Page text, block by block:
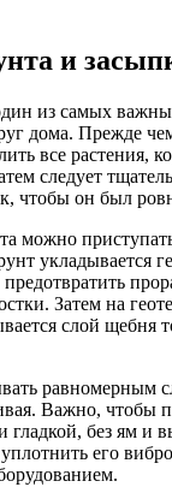
и
из самых
дома. Прежде
все растения,
следует
чтобы он был
можно
укладывается
Затем на
слой щебня
равномерным
Важно, чтобы
гладкой, без ям и
его